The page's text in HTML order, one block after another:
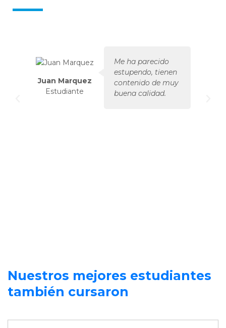
Me ha parecido
estupendo, tienen
contenido de muy
buena calidad.
Juan Marquez
Estudiante
Nuestros mejores estudiantes
también cursaron